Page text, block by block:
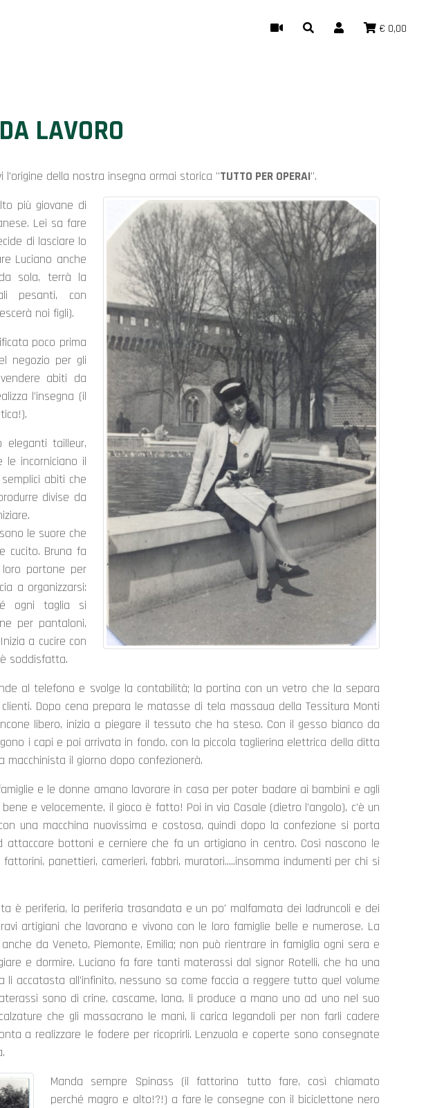
€ 0,00
LAVORO
della nostra insegna ormai storica "TUTTO PER OPERAI".
più giovane di
Lei sa fare
di lasciare lo
Luciano anche
sola, terrà la
pesanti, con
noi figli).
poco prima
negozio per gli
abiti da
l'insegna (il
eleganti tailleur,
le incorniciano il
abiti che
divise da
le suore che
cucito. Bruna fa
portone per
a organizzarsi:
ogni taglia si
per pantaloni,
a cucire con
soddisfatta.
al telefono e svolge la contabilità; la portina con un vetro che la separa
Dopo cena prepara le matasse di tela massaua della Tessitura Monti
libero, inizia a piegare il tessuto che ha steso. Con il gesso bianco da
i capi e poi arrivata in fondo, con la piccola taglierina elettrica della ditta
macchinista il giorno dopo confezionerà.
e le donne amano lavorare in casa per poter badare ai bambini e agli
e velocemente, il gioco è fatto! Poi in via Casale (dietro l'angolo), c'è un
una macchina nuovissima e costosa, quindi dopo la confezione si porta
bottoni e cerniere che fa un artigiano in centro. Così nascono le
panettieri, camerieri, fabbri, muratori.....insomma indumenti per chi si
è periferia, la periferia trasandata e un po' malfamata dei ladruncoli e dei
artigiani che lavorano e vivono con le loro famiglie belle e numerose. La
da Veneto, Piemonte, Emilia; non può rientrare in famiglia ogni sera e
e dormire. Luciano fa fare tanti materassi dal signor Rotelli, che ha una
accatasta all'infinito, nessuno sa come faccia a reggere tutto quel volume
sono di crine, cascame, lana, li produce a mano uno ad uno nel suo
che gli massacrano le mani, li carica legandoli per non farli cadere
a realizzare le fodere per ricoprirli. Lenzuola e coperte sono consegnate
Manda sempre Spinass (il fattorino tutto fare, così chiamato
perché magro e alto!?!) a fare le consegne con il biciclettone nero